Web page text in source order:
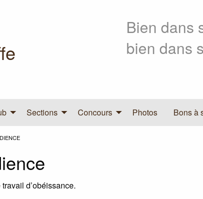
Bien dans
bien dans
Sections Concours Photos Bons à
d’obéissance.